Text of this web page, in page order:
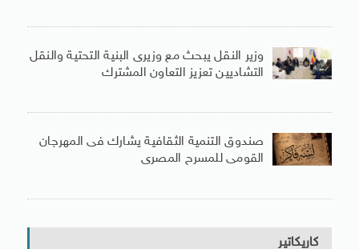
وزير النقل يبحث مع وزيرى البنية التحتية والنقل
التشاديين تعزيز التعاون المشترك
صندوق التنمية الثقافية يشارك فى المهرجان
القومى للمسرح المصرى
كاريكاتير